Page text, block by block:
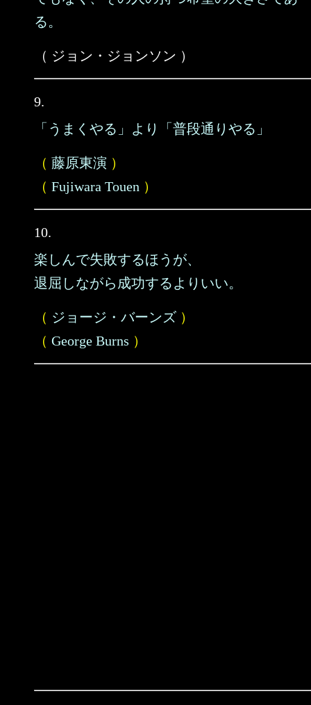
る。
（ ジョン・ジョンソン ）
9.
「うまくやる」より「普段通りやる」
（ 藤原東演 ）
（ Fujiwara Touen ）
10.
楽しんで失敗するほうが、
退屈しながら成功するよりいい。
（ ジョージ・バーンズ ）
（ George Burns ）